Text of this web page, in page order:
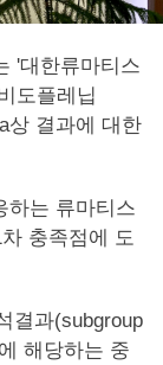
'대한류마티스
도플레닙
상 결과에 대한
하는 류마티스
충족점에 도
결과(subgroup
해당하는 중